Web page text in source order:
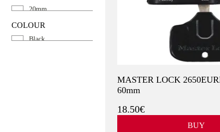
Limited hand mobility
20mm
25mm
30mm
COLOUR
Black
MASTER LOCK
60mm
18.50€
BUY